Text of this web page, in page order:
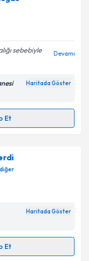
almanız için bir
bilgilendireceğiz.
ilişkin
Aydınlatma
belirtilen
sebebiyle
Devamı
Haritada Göster
Et
randevu takvimi
randevu almanız
ile
ilişkinAydınlatma
diğer
Haritada Göster
Et